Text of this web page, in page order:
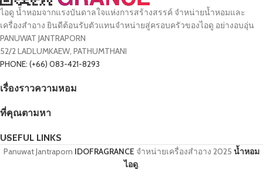
ไอดู น้ำหอมจากแรงบันดาลใจแห่งการสร้างสรรค์ จำหน่ายน้ำหอมและ
เครื่องสำอาง ยินดีต้อนรับตัวแทนจำหน่ายสู่ครอบครัวของไอดู อย่างอบอุ่น
PANUWAT JANTRAPORN
52/2 LADLUMKAEW, PATHUMTHANI
PHONE: (+66) 083-421-8293
เรื่องราวความหอม
ที่คุณตามหา
USEFUL LINKS
Panuwat Jantraporn IDOFRAGRANCE จำหน่ายเครื่องสำอาง 2025 น้ำหอม
ไอดู.